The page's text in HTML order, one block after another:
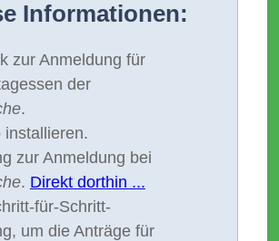
Informationen:
zur Anmeldung für
der
.
installieren.
zur Anmeldung bei
. Direkt dorthin ...
für-Schritt-
um die Anträge für